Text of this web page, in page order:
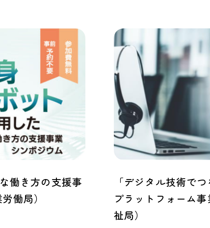
働き方の支援事
働局）
「デジタル技術で
プラットフォーム
祉局）